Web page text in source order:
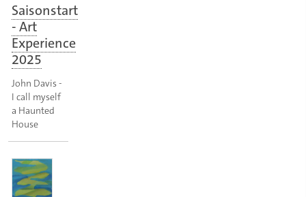
Saisonstart
- Art
Experience
2025
John Davis -
I call myself
a Haunted
House